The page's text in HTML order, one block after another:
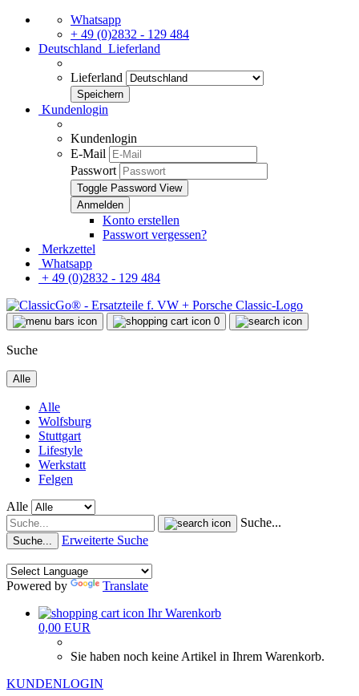
Whatsapp
+ 49 (0)2832 - 129 484
Deutschland Lieferland
Lieferland
Kundenlogin
Kundenlogin
E-Mail
Passwort
Toggle Password View
Konto erstellen
Passwort vergessen?
Merkzettel
Whatsapp
+ 49 (0)2832 - 129 484
0
Suche
Alle
Alle
Wolfsburg
Stuttgart
Lifestyle
Werkstatt
Felgen
Alle
Suche...
Suche... Erweiterte Suche
Powered by
Translate
Ihr Warenkorb
0,00 EUR
Sie haben noch keine Artikel in Ihrem Warenkorb.
KUNDENLOGIN